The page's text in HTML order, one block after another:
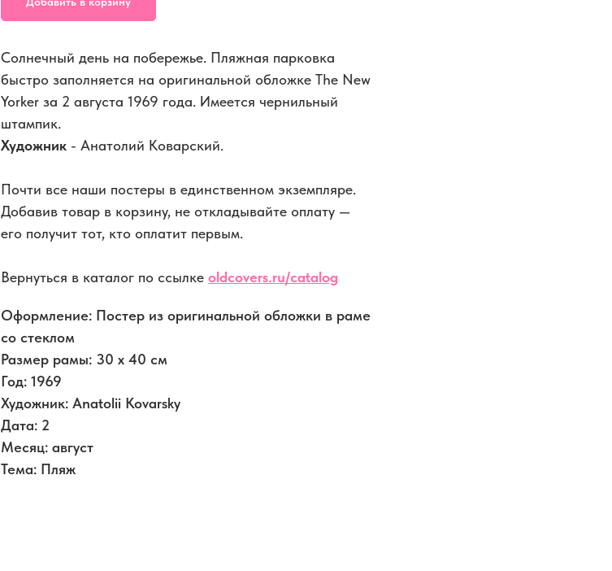
Солнечный день на побережье. Пляжная парковка
быстро заполняется на оригинальной обложке The New
Yorker за 2 августа 1969 года. Имеется чернильный
штампик.
Художник - Анатолий Коварский.
Почти все наши постеры в единственном экземпляре.
Добавив товар в корзину, не откладывайте оплату —
его получит тот, кто оплатит первым.
Вернуться в каталог по ссылке oldcovers.ru/catalog
Оформление: Постер из оригинальной обложки в раме
со стеклом
Размер рамы: 30 x 40 см
Год: 1969
Художник: Anatolii Kovarsky
Дата: 2
Месяц: август
Тема: Пляж